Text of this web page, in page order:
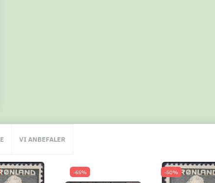
VI ANBEFALER
-65% -50%